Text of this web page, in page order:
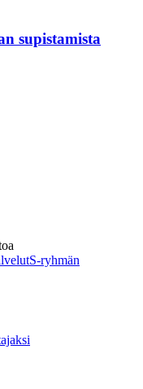
supistamista
S-ryhmän